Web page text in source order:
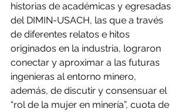
historias de académicas y egresadas
del DIMIN-USACH, las que a través
de diferentes relatos e hitos
originados en la industria, lograron
conectar y aproximar a las futuras
ingenieras al entorno minero,
además, de discutir y consensuar el
“rol de la mujer en minería”, cuota de